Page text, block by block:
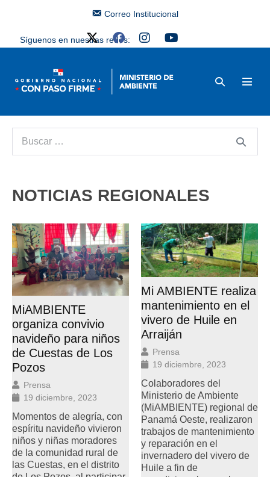
Correo Institucional
Síguenos en nuestras redes:
NOTICIAS REGIONALES
MiAMBIENTE
organiza convivio
navideño para niños
de Cuestas de Los
Pozos
Prensa
19 diciembre, 2023
Momentos de alegría, con
espíritu navideño vivieron
niños y niñas moradores
de la comunidad rural de
las Cuestas, en el distrito
Mi AMBIENTE realiza
mantenimiento en el
vivero de Huile en
Arraiján
Prensa
19 diciembre, 2023
Colaboradores del
Ministerio de Ambiente
(MiAMBIENTE) regional de
Panamá Oeste, realizaron
trabajos de mantenimiento
y reparación en el
invernadero del vivero de
Huile a fin de